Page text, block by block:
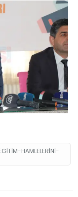
HAMLELERINI-